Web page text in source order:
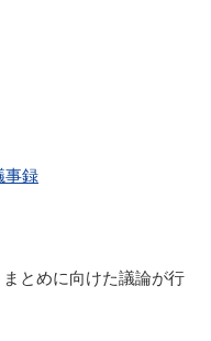
事録
とめに向けた議論が行